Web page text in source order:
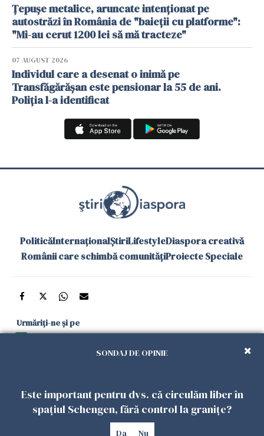
Țepușe metalice, aruncate intenționat pe
autostrăzi în România de "baieții cu platforme":
"Mi-au cerut 1200 lei să mă tracteze"
07 AUGUST 2026
Individul care a desenat o inimă pe
Transfăgărășan este pensionar la 55 de ani.
Poliția l-a identificat
PoliticăInternaționalȘtiriLifestyleDiaspora creativă
Românii care schimbă comunitățiProiecte Speciale
Urmăriți-ne și pe
și în aplicațiile mobile
Politica de
confidențialitate
Politica
Cookies
Gestionați
Contact
Declarație de
accesibilitate
SONDAJ DE OPINIE
Este important pentru dvs. că circulăm liber în
spațiul Schengen, fără control la granițe?
Da Nu